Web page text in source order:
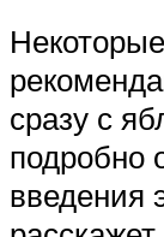
сразу с
подробно
введения